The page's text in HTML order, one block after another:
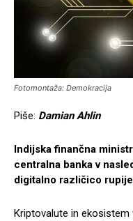
Fotomontaža: Demokracija
Piše: Damian Ahlin
Indijska finančna
centralna banka v
digitalno različico
Kriptovalute in